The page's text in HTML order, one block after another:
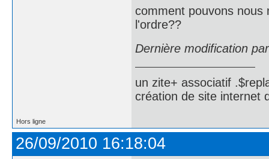
comment pouvons nous
l'ordre??
Dernière modification
un zite+ associatif
création de site internet
Hors ligne
26/09/2010 16:18:04